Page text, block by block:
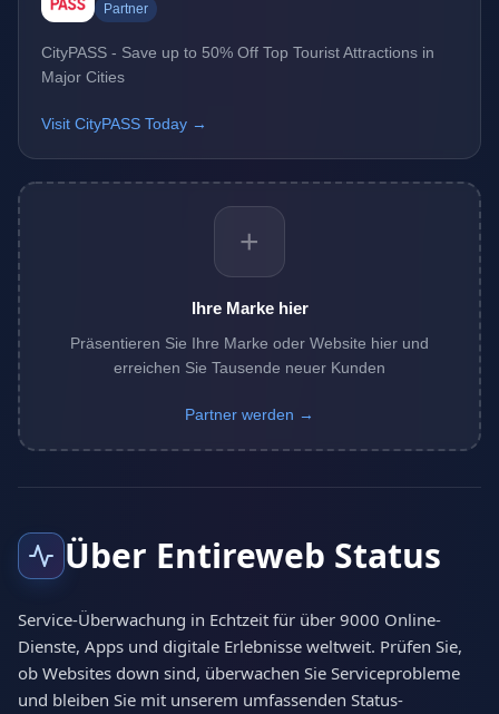
Partner
CityPASS - Save up to 50% Off Top Tourist Attractions in
Major Cities
Visit CityPASS Today →
+
Ihre Marke hier
Präsentieren Sie Ihre Marke oder Website hier und
erreichen Sie Tausende neuer Kunden
Partner werden →
Über Entireweb Status
Service-Überwachung in Echtzeit für über 9000 Online-
Dienste, Apps und digitale Erlebnisse weltweit. Prüfen Sie,
ob Websites down sind, überwachen Sie Serviceprobleme
und bleiben Sie mit unserem umfassenden Status-